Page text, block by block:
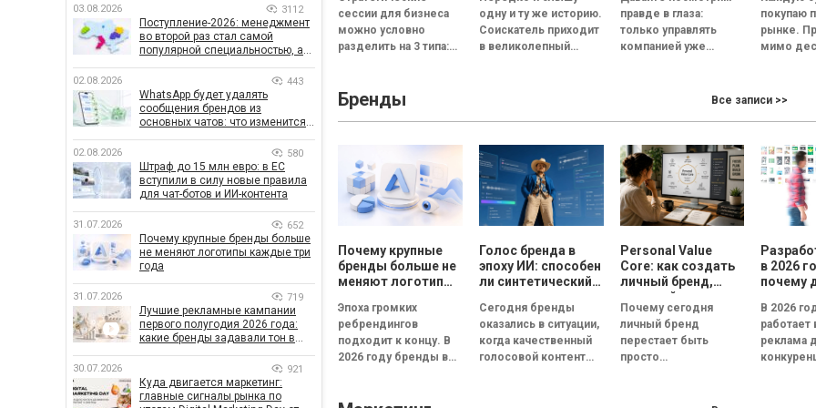
стратегическую
сессию
сессии для бизнеса
можно условно
разделить на 3 типа:
трансформационная.
Неудачная — это
на собеседовании
одну и ту же историю.
Соискатель приходит
в великолепный
правде в глаза:
только управлять
компанией уже
должен стать лицом
сможет
покупаю
рынке.
мимо
примерно
Бренды Все записи >>
Почему крупные
бренды больше не
меняют логотипы
Эпоха громких
ребрендингов
подходит к концу. В
2026 году бренды всё
Голос бренда в
эпоху ИИ: способен
ли синтетический
эмоции и внушить
доверие, или все
бренды вскоре
будут звучать
Сегодня бренды
оказались в ситуации,
когда качественный
голосовой контент
Personal Value
Core: как создать
личный бренд,
который
способствует
выбору, доверию и
статусу
Почему сегодня
личный бренд
перестает быть
просто
в 2026
почему
В 2026
работает
реклама
03.08.2026 3112
Поступление-2026: менеджмент
во второй раз стал самой
популярной специальностью, а
рекордным за последние 5 лет
02.08.2026 443
WhatsApp будет удалять
сообщения брендов из
основных чатов: что изменится
02.08.2026 580
Штраф до 15 млн евро: в ЕС
вступили в силу новые правила
для чат-ботов и ИИ-контента
31.07.2026 652
Почему крупные бренды больше
не меняют логотипы каждые три
года
31.07.2026 719
Лучшие рекламные кампании
первого полугодия 2026 года:
какие бренды задавали тон в
30.07.2026 921
Куда двигается маркетинг:
главные сигналы рынка по